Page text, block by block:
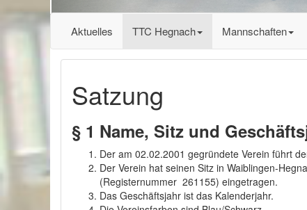
Aktuelles TTC Hegnach Mannschaften
Satzung
§ 1 Name, Sitz und
Der am 02.02.2001 gegründete Verein führt
Der Verein hat seinen Sitz in Waiblingen-
(Registernummer 261155) eingetragen.
Das Geschäftsjahr ist das Kalenderjahr.